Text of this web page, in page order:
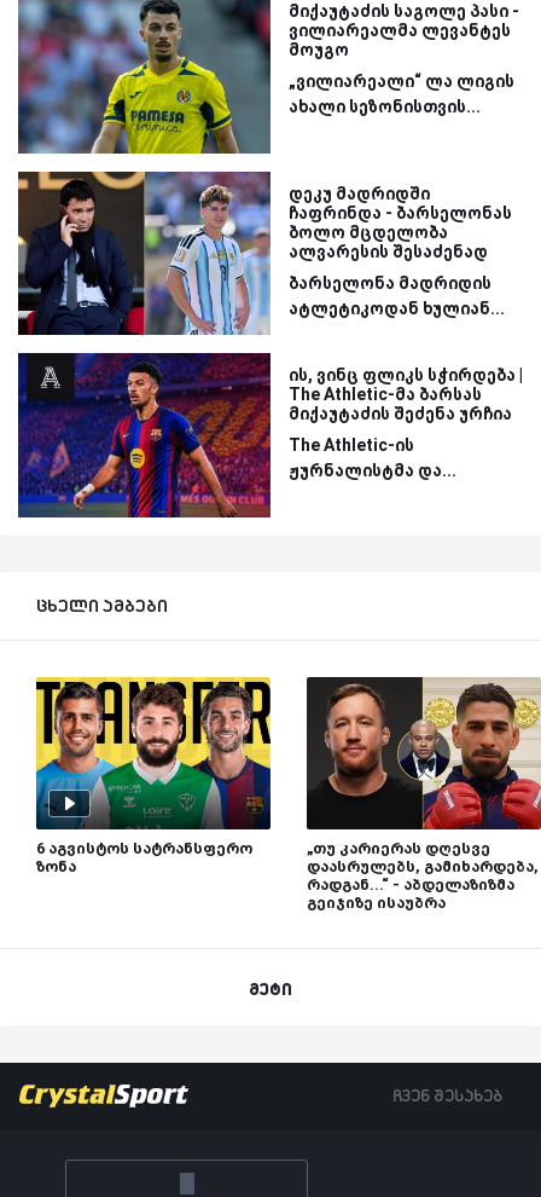
მიქაუტაძის საგოლე პასი -
ვილიარეალმა ლევანტეს
მოუგო
„ვილიარეალი“ ლა ლიგის
ახალი სეზონისთვის...
დეკუ მადრიდში
ჩაფრინდა - ბარსელონას
ბოლო მცდელობა
ალვარესის შესაძენად
ბარსელონა მადრიდის
ატლეტიკოდან ხულიან...
ის, ვინც ფლიკს სჭირდება |
The Athletic-მა ბარსას
მიქაუტაძის შეძენა ურჩია
The Athletic-ის
ჟურნალისტმა და...
ცხელი ამბები
6 აგვისტოს სატრანსფერო
ზონა
„თუ კარიერას დღესვე
დაასრულებს, გამიხარდება,
რადგან...“ - აბდელაზიზმა
გეიჯიზე ისაუბრა
მეტი
ჩვენ შესახებ